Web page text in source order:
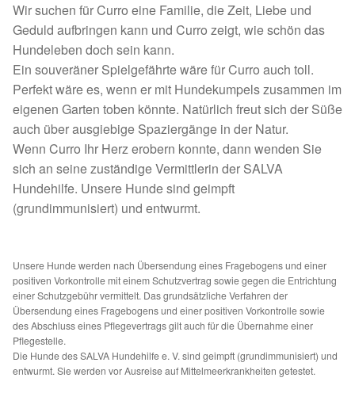
Juli bis Dezember 2023
Januar bis Juni 2023
Spenden 2022
Juli bis Dezember 2022
Januar bis Juni 2022
Juli bis Dezember 2021
Fördermitgliedschaft
Tierschutz
Wir suchen für Curro eine Familie, die Zeit, Liebe und
Geduld aufbringen kann und Curro zeigt, wie schön das
Hundeleben doch sein kann.
Ein souveräner Spielgefährte wäre für Curro auch toll.
Perfekt wäre es, wenn er mit Hundekumpels zusammen im
eigenen Garten toben könnte. Natürlich freut sich der Süße
auch über ausgiebige Spaziergänge in der Natur.
Wenn Curro Ihr Herz erobern konnte, dann wenden Sie
sich an seine zuständige Vermittlerin der SALVA
Hundehilfe. Unsere Hunde sind geimpft
(grundimmunisiert) und entwurmt.
Unsere Hunde werden nach Übersendung eines Fragebogens und einer
positiven Vorkontrolle mit einem Schutzvertrag sowie gegen die Entrichtung
einer Schutzgebühr vermittelt. Das grundsätzliche Verfahren der
Übersendung eines Fragebogens und einer positiven Vorkontrolle sowie
des Abschluss eines Pflegevertrags gilt auch für die Übernahme einer
Pflegestelle.
Die Hunde des SALVA Hundehilfe e. V. sind geimpft (grundimmunisiert) und
entwurmt. Sie werden vor Ausreise auf Mittelmeerkrankheiten getestet.